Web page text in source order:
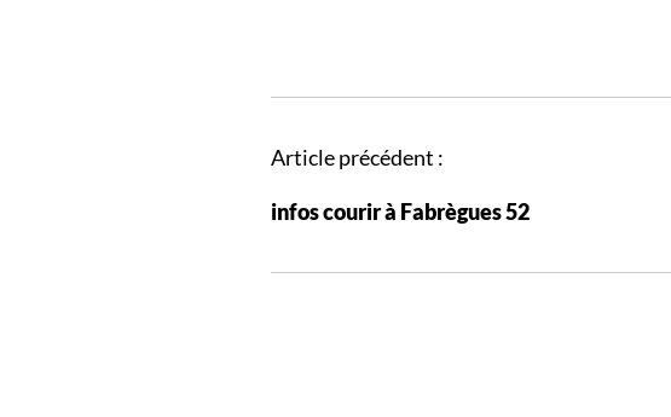
N
v
Article précédent :
infos courir à Fabrègues 52